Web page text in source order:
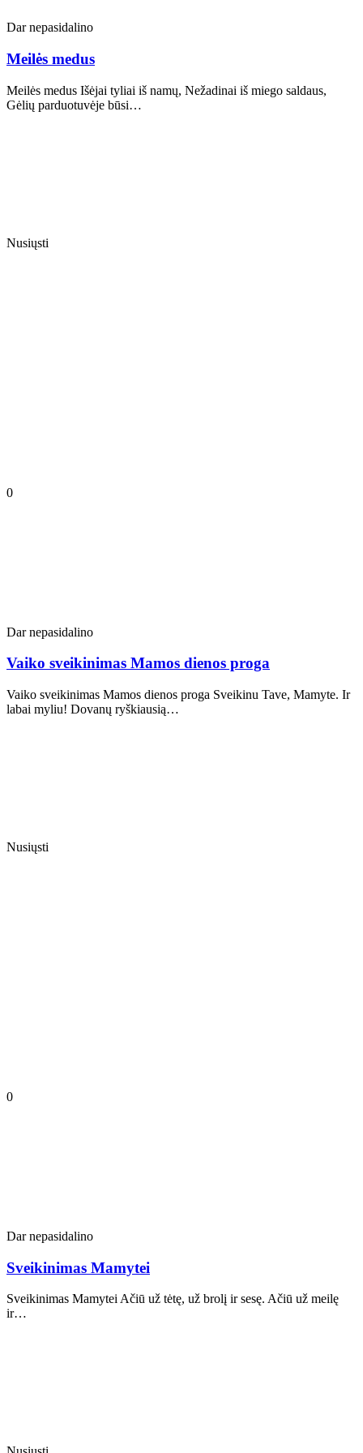
Dar nepasidalino
Meilės medus
Meilės medus Išėjai tyliai iš namų, Nežadinai iš miego saldaus,
Gėlių parduotuvėje būsi…
Nusiųsti
0
Dar nepasidalino
Vaiko sveikinimas Mamos dienos proga
Vaiko sveikinimas Mamos dienos proga Sveikinu Tave, Mamyte. Ir
labai myliu! Dovanų ryškiausią…
Nusiųsti
0
Dar nepasidalino
Sveikinimas Mamytei
Sveikinimas Mamytei Ačiū už tėtę, už brolį ir sesę. Ačiū už meilę
ir…